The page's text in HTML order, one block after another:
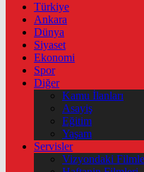
Türkiye
Ankara
Dünya
Siyaset
Ekonomi
Spor
Diğer
Kamu İlanları
Asayiş
Eğitim
Yaşam
Servisler
Vizyondaki